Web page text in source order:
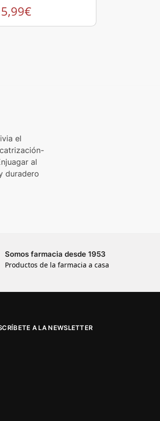
5,99€
el
al
duradero
Somos farmacia desde 1953
Productos de la farmacia a casa
A LA NEWSLETTER